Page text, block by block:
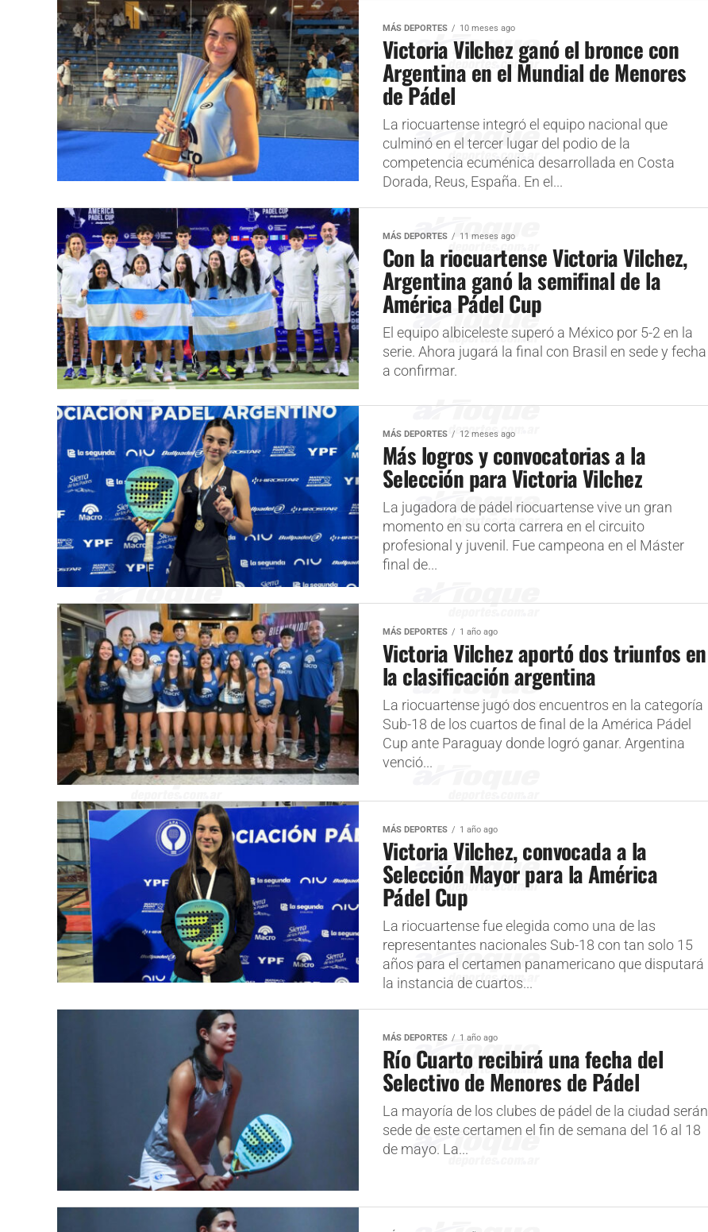
MÁS DEPORTES 10 meses ago
Victoria Vilchez ganó el bronce con
Argentina en el Mundial de Menores
de Pádel
La riocuartense integró el equipo nacional que
culminó en el tercer lugar del podio de la
competencia ecuménica desarrollada en Costa
Dorada, Reus, España. En el...
MÁS DEPORTES 11 meses ago
Con la riocuartense Victoria Vilchez,
Argentina ganó la semifinal de la
América Pádel Cup
El equipo albiceleste superó a México por 5-2 en la
serie. Ahora jugará la final con Brasil en sede y fecha
a confirmar.
MÁS DEPORTES 12 meses ago
Más logros y convocatorias a la
Selección para Victoria Vilchez
La jugadora de pádel riocuartense vive un gran
momento en su corta carrera en el circuito
profesional y juvenil. Fue campeona en el Máster
final de...
MÁS DEPORTES 1 año ago
Victoria Vilchez aportó dos triunfos en
la clasificación argentina
La riocuartense jugó dos encuentros en la categoría
Sub-18 de los cuartos de final de la América Pádel
Cup ante Paraguay donde logró ganar. Argentina
venció...
MÁS DEPORTES 1 año ago
Victoria Vilchez, convocada a la
Selección Mayor para la América
Pádel Cup
La riocuartense fue elegida como una de las
representantes nacionales Sub-18 con tan solo 15
años para el certamen panamericano que disputará
la instancia de cuartos...
MÁS DEPORTES 1 año ago
Río Cuarto recibirá una fecha del
Selectivo de Menores de Pádel
La mayoría de los clubes de pádel de la ciudad serán
sede de este certamen el fin de semana del 16 al 18
de mayo. La...